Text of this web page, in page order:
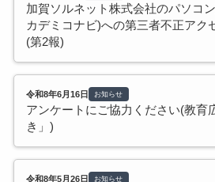
加賀ソルネット株式会社のパソコ
カデミコナビ)への第三者不正アク
(第2報)
令和8年6月16日 お知らせ
アンケートにご協力ください(教育
き」)
令和8年5月26日 お知らせ